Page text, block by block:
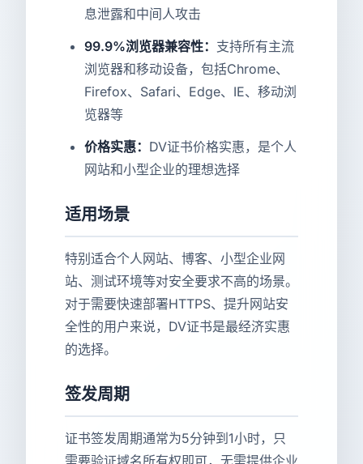
息泄露和中间人攻击
99.9%浏览器兼容性： 支持所有主流
浏览器和移动设备，包括Chrome、
Firefox、Safari、Edge、IE、移动浏
览器等
价格实惠： DV证书价格实惠，是个人
网站和小型企业的理想选择
适用场景
特别适合个人网站、博客、小型企业网
站、测试环境等对安全要求不高的场景。
对于需要快速部署HTTPS、提升网站安
全性的用户来说，DV证书是最经济实惠
的选择。
签发周期
证书签发周期通常为5分钟到1小时，只
需要验证域名所有权即可，无需提供企业